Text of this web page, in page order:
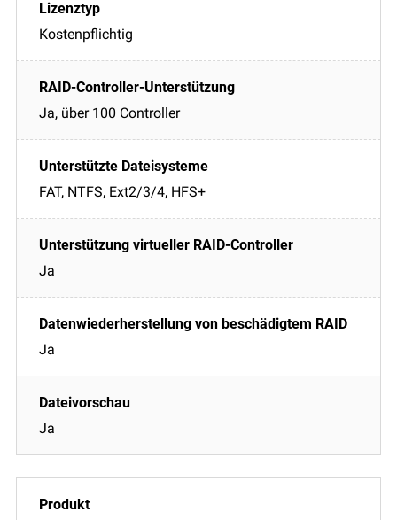
Kostenpflichtig
Ja, über 100 Controller
FAT, NTFS, Ext2/3/4, HFS+
Ja
Ja
Ja